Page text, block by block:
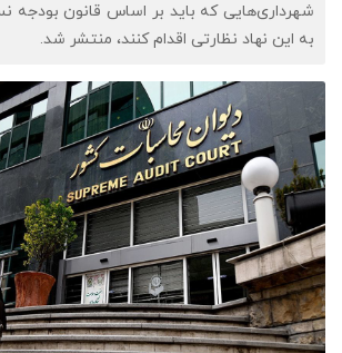
شهرداری‌هایی که باید بر اساس قانون بودجه
به این نهاد نظارتی اقدام کنند، منتشر شد.